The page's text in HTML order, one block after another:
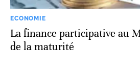
ECONOMIE
La finance participative au
de la maturité